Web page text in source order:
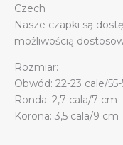
Czech
Nasze czapki są
możliwością
Rozmiar:
Obwód: 22-23 cale/
Ronda: 2,7 cala/7 cm
Korona: 3,5 cala/9 cm